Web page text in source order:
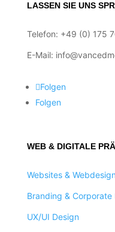
LASSEN SIE UNS
Telefon: +49 (0) 175
E-Mail:
Folgen
Folgen
WEB & DIGITALE
Websites & Webdesign
Branding & Corporate
UX/UI Design